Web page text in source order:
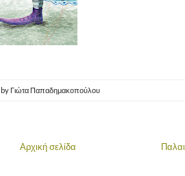
by Γιώτα Παπαδημακοπούλου
Αρχική σελίδα